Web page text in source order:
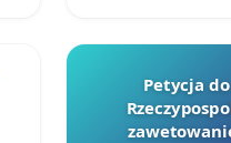
Petycja